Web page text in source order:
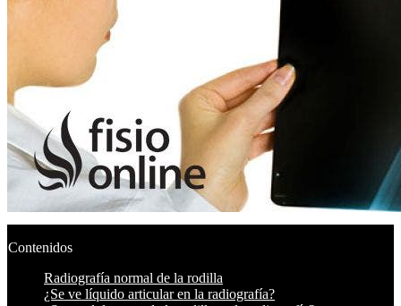
Contenidos
Radiografía normal de la rodilla
¿Se ve líquido articular en la radiografía?